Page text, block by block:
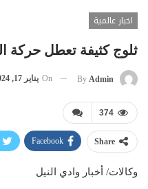
اخبار عالمية
ثلوج كثيفة تعطل حركة
By Admin
On يناير 17, 2024
374
Share
Facebook
وكالات/ أخبار وادي النيل